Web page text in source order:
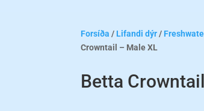
Forsíða / Lifandi dýr/
Crowntail – Male XL
Betta